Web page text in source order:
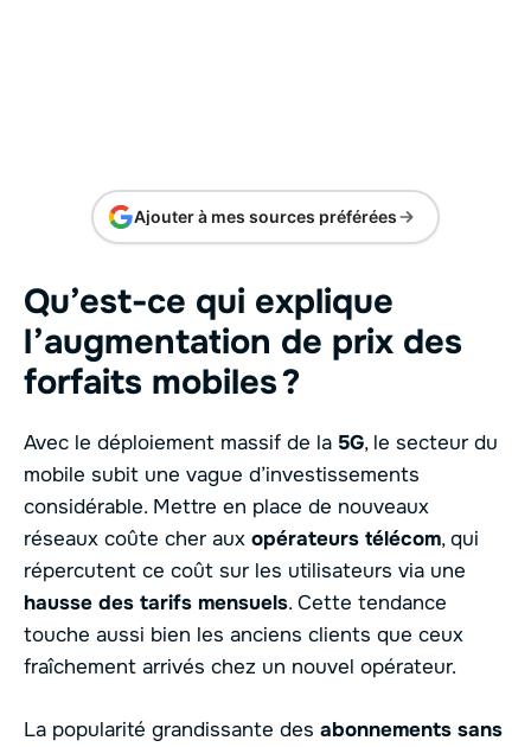
Ajouter à mes sources préférées
Qu’est-ce qui explique
l’augmentation de prix des
forfaits mobiles ?
Avec le déploiement massif de la 5G, le secteur du
mobile subit une vague d’investissements
considérable. Mettre en place de nouveaux
réseaux coûte cher aux opérateurs télécom, qui
répercutent ce coût sur les utilisateurs via une
hausse des tarifs mensuels. Cette tendance
touche aussi bien les anciens clients que ceux
fraîchement arrivés chez un nouvel opérateur.
La popularité grandissante des abonnements sans